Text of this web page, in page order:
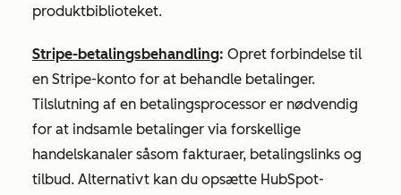
produktbiblioteket.
Stripe-betalingsbehandling: Opret forbindelse til
en Stripe-konto for at behandle betalinger.
Tilslutning af en betalingsprocessor er nødvendig
for at indsamle betalinger via forskellige
handelskanaler såsom fakturaer, betalingslinks og
tilbud. Alternativt kan du opsætte HubSpot-